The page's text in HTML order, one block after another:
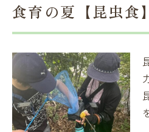
食育の夏【昆虫食】